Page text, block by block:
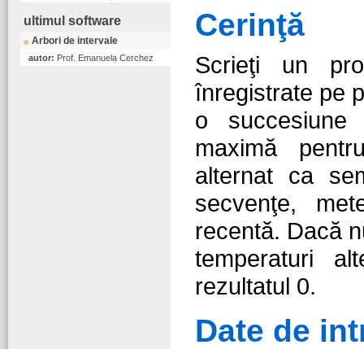
ultimul software
Arbori de intervale
autor: Prof. Emanuela Cerchez
Cerinţă
Scrieţi un
înregistrate pe
o
maximă
alternat ca
secvenţe,
recentă. Dacă
temperaturi
rezultatul 0.
Date de